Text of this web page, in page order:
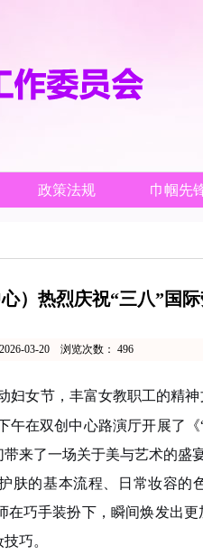
政策法规 巾帼先
）热烈庆祝“三八”国
2026-03-20 浏览次数： 496
妇女节，丰富女教职工的精
午在双创中心路演厅开展了
来了一场关于美与艺术的盛宴
肤的基本流程、日常妆容的
巧手装扮下，瞬间焕发出
技巧。